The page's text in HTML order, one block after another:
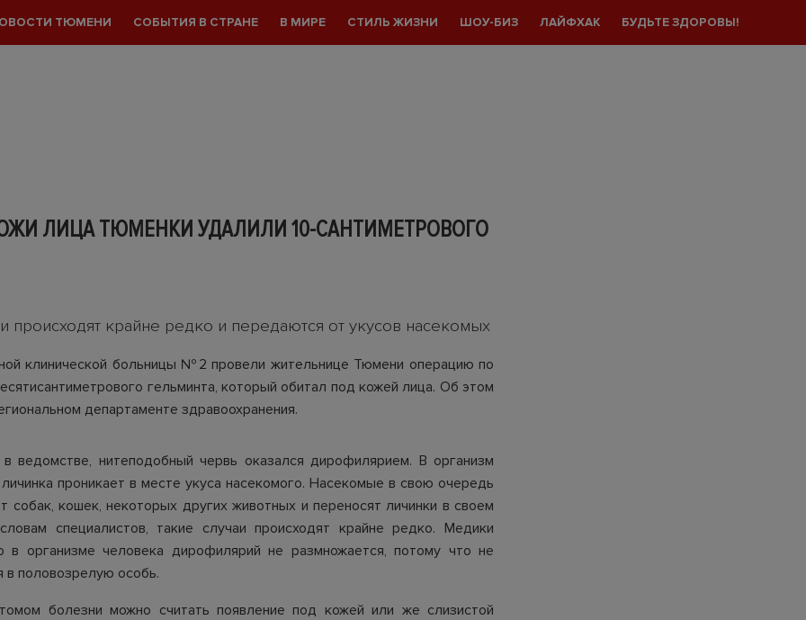
ТЮМЕНИ СОБЫТИЯ В СТРАНЕ В МИРЕ СТИЛЬ ЖИЗНИ ШОУ-БИЗ ЛАЙФХАК БУДЬТЕ ЗДОРОВЫ!
ЛИЦА ТЮМЕНКИ УДАЛИЛИ 10-САНТИМЕТРОВОГО
происходят крайне редко и передаются от укусов насекомых
клинической больницы №2 провели жительнице Тюмени операцию по
гельминта, который обитал под кожей лица. Об этом
департаменте здравоохранения.
в ведомстве, нитеподобный червь оказался дирофилярием. В организм
проникает в месте укуса насекомого. Насекомые в свою очередь
собак, кошек, некоторых других животных и переносят личинки в своем
специалистов, такие случаи происходят крайне редко. Медики
в организме человека дирофилярий не размножается, потому что не
в половозрелую особь.
болезни можно считать появление под кожей или же слизистой